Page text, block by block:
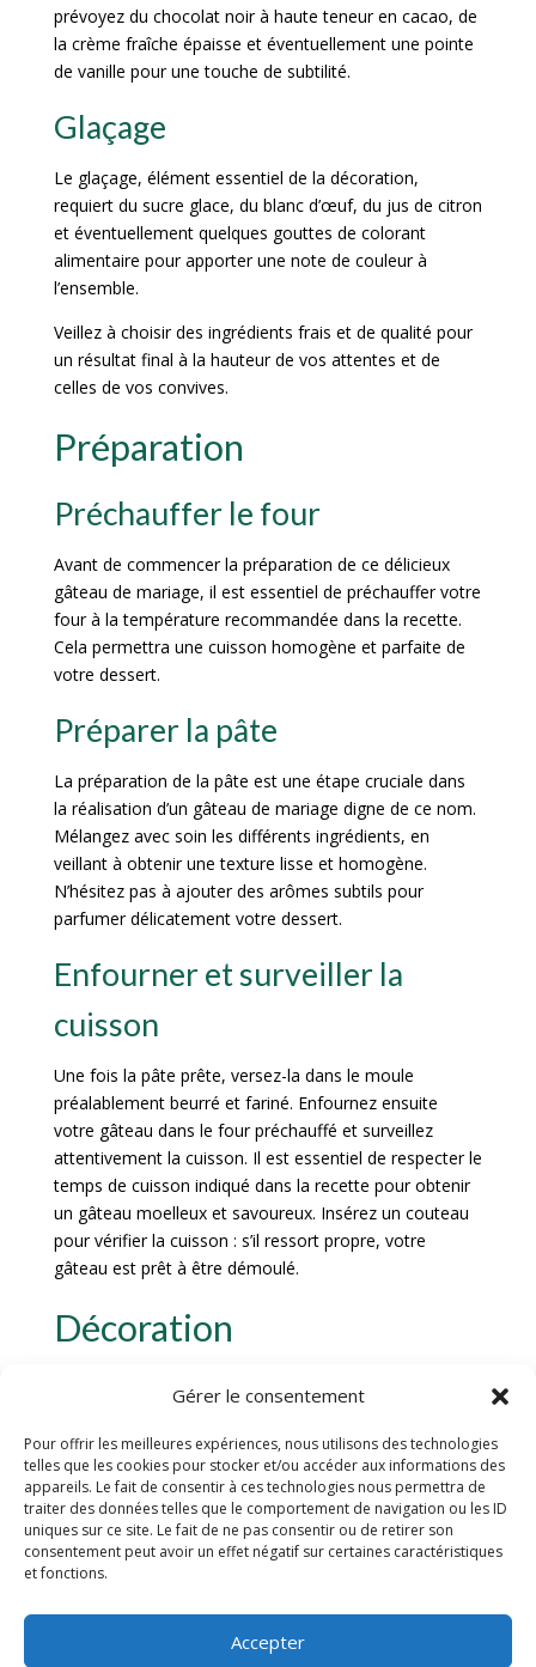
Gérer le consentement
Pour offrir les meilleures expériences, nous utilisons des technologies
telles que les cookies pour stocker et/ou accéder aux informations des
appareils. Le fait de consentir à ces technologies nous permettra de
traiter des données telles que le comportement de navigation ou les ID
uniques sur ce site. Le fait de ne pas consentir ou de retirer son
consentement peut avoir un effet négatif sur certaines caractéristiques
et fonctions.
Accepter
prévoyez du chocolat noir à haute teneur en cacao, de
la crème fraîche épaisse et éventuellement une pointe
de vanille pour une touche de subtilité.
Glaçage
Le glaçage, élément essentiel de la décoration,
requiert du sucre glace, du blanc d’œuf, du jus de citron
et éventuellement quelques gouttes de colorant
alimentaire pour apporter une note de couleur à
l’ensemble.
Veillez à choisir des ingrédients frais et de qualité pour
un résultat final à la hauteur de vos attentes et de
celles de vos convives.
Préparation
Préchauffer le four
Avant de commencer la préparation de ce délicieux
gâteau de mariage, il est essentiel de préchauffer votre
four à la température recommandée dans la recette.
Cela permettra une cuisson homogène et parfaite de
votre dessert.
Préparer la pâte
La préparation de la pâte est une étape cruciale dans
la réalisation d’un gâteau de mariage digne de ce nom.
Mélangez avec soin les différents ingrédients, en
veillant à obtenir une texture lisse et homogène.
N’hésitez pas à ajouter des arômes subtils pour
parfumer délicatement votre dessert.
Enfourner et surveiller la
cuisson
Une fois la pâte prête, versez-la dans le moule
préalablement beurré et fariné. Enfournez ensuite
votre gâteau dans le four préchauffé et surveillez
attentivement la cuisson. Il est essentiel de respecter le
temps de cuisson indiqué dans la recette pour obtenir
un gâteau moelleux et savoureux. Insérez un couteau
pour vérifier la cuisson : s’il ressort propre, votre
gâteau est prêt à être démoulé.
Décoration
Choix des fleurs
Lorsqu’il s’agit de choisir les fleurs pour la décoration
d’un gâteau de mariage, il est essentiel de tenir compte
du thème de l’événement, des couleurs de la
cérémonie et de la saison. Les fleurs fraîches telles que
les roses, les pivoines, les orchidées ou les hortensias
peuvent apporter une touche d’élégance et de
fraîcheur à votre gâteau. Il est recommandé de
sélectionner des fleurs non toxiques et comestibles